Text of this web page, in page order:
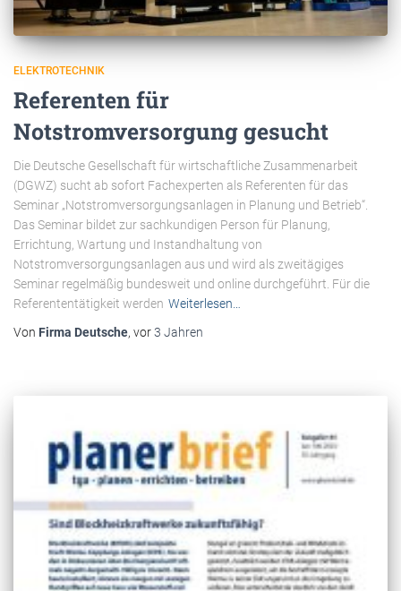
ELEKTROTECHNIK
Referenten für
Notstromversorgung gesucht
Die Deutsche Gesellschaft für wirtschaftliche Zusammenarbeit
(DGWZ) sucht ab sofort Fachexperten als Referenten für das
Seminar „Notstromversorgungsanlagen in Planung und Betrieb“.
Das Seminar bildet zur sachkundigen Person für Planung,
Errichtung, Wartung und Instandhaltung von
Notstromversorgungsanlagen aus und wird als zweitägiges
Seminar regelmäßig bundesweit und online durchgeführt. Für die
Referententätigkeit werden Weiterlesen…
Von Firma Deutsche, vor3 Jahren